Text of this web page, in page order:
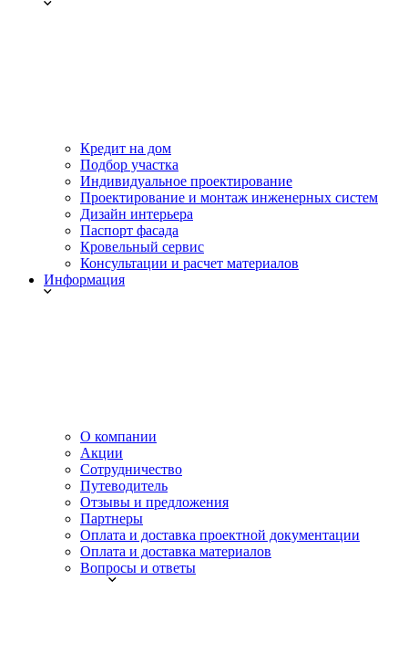
Кредит на дом
Подбор участка
Индивидуальное проектирование
Проектирование и монтаж инженерных систем
Дизайн интерьера
Паспорт фасада
Кровельный сервис
Консультации и расчет материалов
Информация
О компании
Акции
Сотрудничество
Путеводитель
Отзывы и предложения
Партнеры
Оплата и доставка проектной документации
Оплата и доставка материалов
Вопросы и ответы